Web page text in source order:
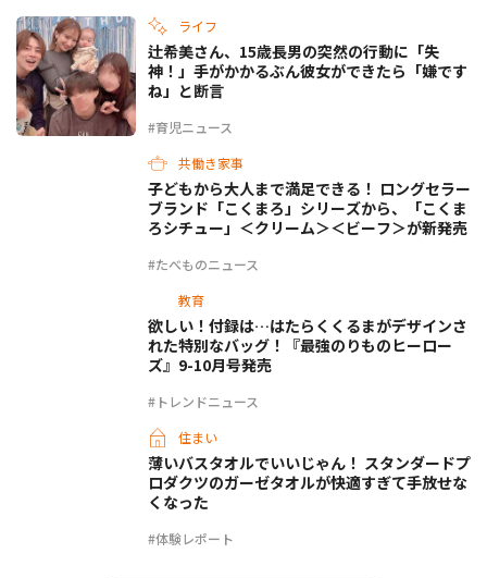
ライフ
#育児ニュース
辻希美さん、15歳長男の突然の行動に「失
神！」手がかかるぶん彼女ができたら「嫌です
ね」と断言
共働き家事
#たべものニュース
子どもから大人まで満足できる！ ロングセラー
ブランド「こくまろ」シリーズから、「こくま
ろシチュー」＜クリーム＞＜ビーフ＞が新発売
教育
#トレンドニュース
欲しい！付録は…はたらくくるまがデザインさ
れた特別なバッグ！『最強のりものヒーロー
ズ』9-10月号発売
住まい
#体験レポート
薄いバスタオルでいいじゃん！ スタンダードプ
ロダクツのガーゼタオルが快適すぎて手放せな
くなった